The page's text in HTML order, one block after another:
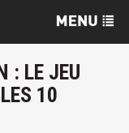
: LE JEU
10